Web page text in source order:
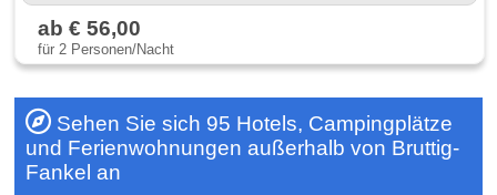
ab € 56,00
für 2 Personen/Nacht
Sehen Sie sich 95 Hotels, Campingplätze
und Ferienwohnungen außerhalb von Bruttig-
Fankel an